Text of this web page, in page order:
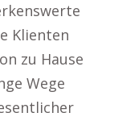
Klienten
zu Hause
Wege